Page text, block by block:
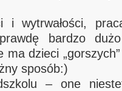
i wytrwałości,
bardzo
dzieci „gorszych”
sposób:)
– one